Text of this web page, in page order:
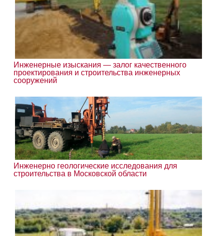
Инженерные изыскания — залог качественного
проектирования и строительства инженерных
сооружений
Инженерно геологические исследования для
строительства в Московской области